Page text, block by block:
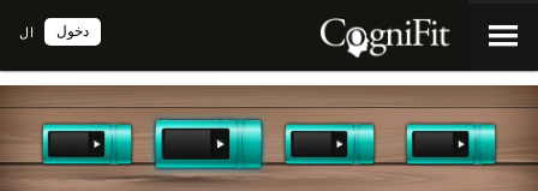
ال دخول